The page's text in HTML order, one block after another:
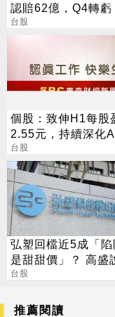
認賠62億，Q4轉虧
台股
個股：致伸H1每股
2.55元，持續深化
AI智慧監控、機器
用佈局
台股
弘塑回檔近5成「陷
是甜甜價」？ 高盛
台股
推薦閱讀